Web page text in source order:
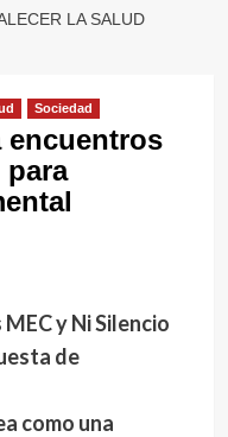
LA SALUD
Sociedad
encuentros
y Ni Silencio
de
como una